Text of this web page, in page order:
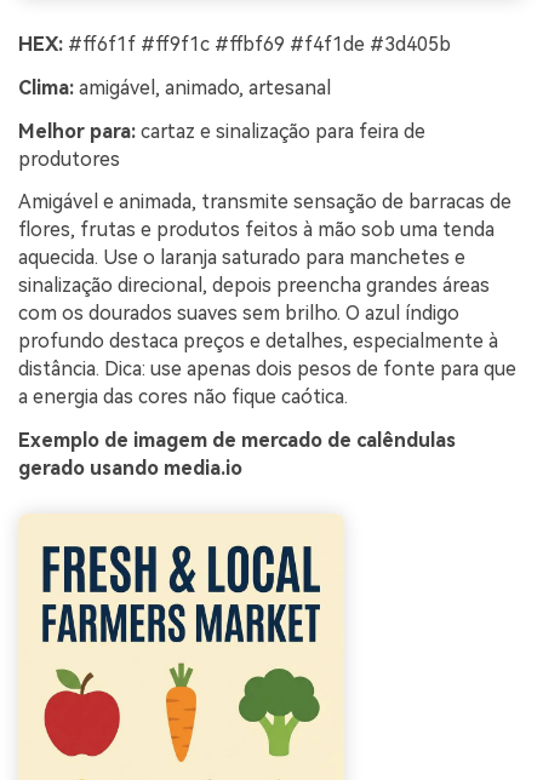
HEX: #ff6f1f #ff9f1c #ffbf69 #f4f1de #3d405b
Clima: amigável, animado, artesanal
Melhor para: cartaz e sinalização para feira de
produtores
Amigável e animada, transmite sensação de barracas de
flores, frutas e produtos feitos à mão sob uma tenda
aquecida. Use o laranja saturado para manchetes e
sinalização direcional, depois preencha grandes áreas
com os dourados suaves sem brilho. O azul índigo
profundo destaca preços e detalhes, especialmente à
distância. Dica: use apenas dois pesos de fonte para que
a energia das cores não fique caótica.
Exemplo de imagem de mercado de calêndulas
gerado usando media.io